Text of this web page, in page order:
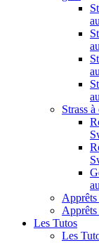
Strass
Apprêts
Apprêts
Les Tutos
Les